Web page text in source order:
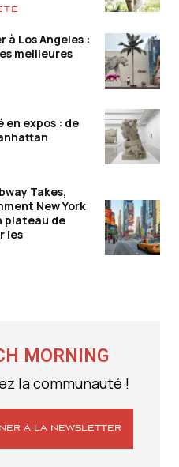
à Los Angeles :
meilleures
en expos : de
Takes,
New York
plateau de
les
MORNING
la communauté !
À LA NEWSLETTER